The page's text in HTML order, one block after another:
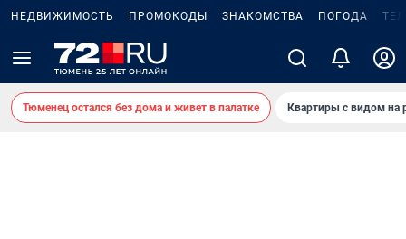
НЕДВИЖИМОСТЬ ПРОМОКОДЫ ЗНАКОМСТВА ПОГОДА
Тюменец остался без дома и живет в палатке Квартиры с видом на